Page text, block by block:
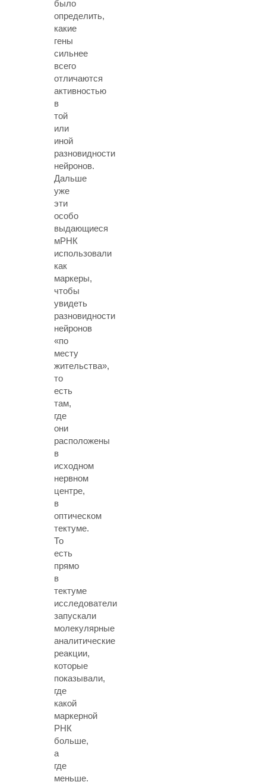
было
определить,
какие
гены
сильнее
всего
отличаются
активностью
в
той
или
иной
разновидности
нейронов.
Дальше
уже
эти
особо
выдающиеся
мРНК
использовали
как
маркеры,
чтобы
увидеть
разновидности
нейронов
«по
месту
жительства»,
то
есть
там,
где
они
расположены
в
исходном
нервном
центре,
в
оптическом
тектуме.
То
есть
прямо
в
тектуме
исследователи
запускали
молекулярные
аналитические
реакции,
которые
показывали,
где
какой
маркерной
РНК
больше,
а
где
меньше.